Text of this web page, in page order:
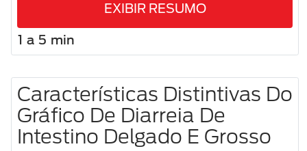
EXIBIR RESUMO
1 a 5 min
Características Distintivas Do
Gráfico De Diarreia De
Intestino Delgado E Grosso